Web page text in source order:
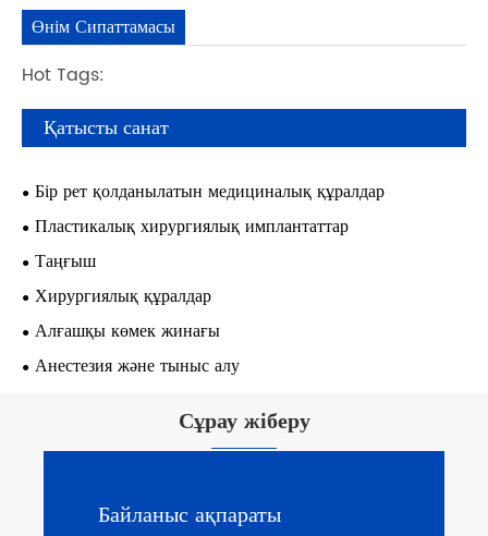
Өнім Сипаттамасы
Hot Tags:
Қатысты санат
Бір рет қолданылатын медициналық құралдар
Пластикалық хирургиялық имплантаттар
Таңғыш
Хирургиялық құралдар
Алғашқы көмек жинағы
Анестезия және тыныс алу
Сұрау жіберу
Байланыс ақпараты